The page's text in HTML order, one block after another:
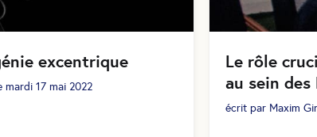
excentrique
mardi 17 mai 2022
Le rôle
au sein des
écrit par Maxim